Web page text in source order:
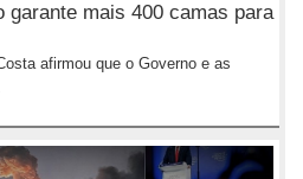
garante mais 400 camas para
afirmou que o Governo e as